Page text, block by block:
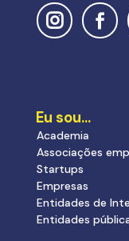
Eu sou…
Academia
Associações
Startups
Empresas
Entidades de
Entidades